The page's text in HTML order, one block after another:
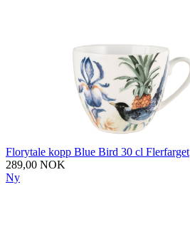
Florytale kopp Blue Bird 30 cl Flerfarget
289,00 NOK
Ny